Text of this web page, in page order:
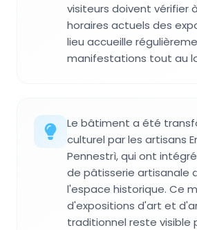
visiteurs doivent vérifier
horaires actuels des
lieu accueille
manifestations tout au
Le bâtiment a été
culturel par les artisans
Pennestrì, qui ont
de pâtisserie artisanale
l'espace historique. Ce
d'expositions d'art et
traditionnel reste visible